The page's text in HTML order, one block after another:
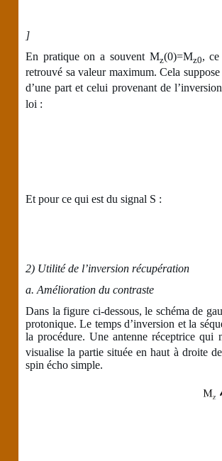
]
En pratique on a souvent Mz(0)=Mz0, ce
retrouvé sa valeur maximum. Cela
d’une part et celui provenant de
loi :
Et pour ce qui est du signal S :
2) Utilité de l’inversion récupération
a. Amélioration du contraste
Dans la figure ci-dessous, le schéma de
protonique. Le temps d’inversion et la
la procédure. Une antenne réceptrice
visualise la partie située en haut à droite
spin écho simple.